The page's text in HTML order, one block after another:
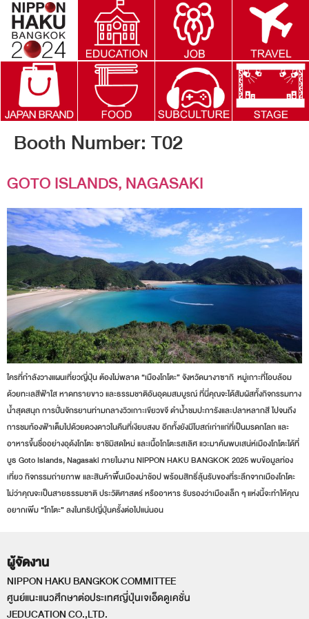
Booth Number:T02
GOTO ISLANDS, NAGASAKI
ใครที่กำลังวางแผนเที่ยวญี่ปุ่น ต้องไม่พลาด “เมืองโกโตะ” จังหวัดนางาซากิ หมู่เกาะที่โอบล้อม
ด้วยทะเลสีฟ้าใส หาดทรายขาว และธรรมชาติอันอุดมสมบูรณ์ ที่นี่คุณจะได้สัมผัสทั้งกิจกรรมทาง
น้ำสุดสนุก การปั่นจักรยานท่ามกลางวิวเกาะเขียวขจี ดำน้ำชมปะการังและปลาหลากสี ไปจนถึง
การชมท้องฟ้าเต็มไปด้วยดวงดาวในคืนที่เงียบสงบ อีกทั้งยังมีโบสถ์เก่าแก่ที่เป็นมรดกโลก และ
อาหารขึ้นชื่ออย่างอุด้งโกโตะ ซาชิมิสดใหม่ และเนื้อโกโตะรสเลิศ แวะมาค้นพบเสน่ห์เมืองโกโตะได้ที่
บูธ Goto Islands, Nagasaki ภายในงาน NIPPON HAKU BANGKOK 2025 พบข้อมูลท่อง
เที่ยว กิจกรรมถ่ายภาพ และสินค้าพื้นเมืองน่าช้อป พร้อมสิทธิ์ลุ้นรับของที่ระลึกจากเมืองโกโตะ
ไม่ว่าคุณจะเป็นสายธรรมชาติ ประวัติศาสตร์ หรืออาหาร รับรองว่าเมืองเล็ก ๆ แห่งนี้จะทำให้คุณ
อยากเพิ่ม “โกโตะ” ลงในทริปญี่ปุ่นครั้งต่อไปแน่นอน
ผู้จัดงาน
NIPPON HAKU BANGKOK COMMITTEE
ศูนย์แนะแนวศึกษาต่อประเทศญี่ปุ่นเจเอ็ดดูเคชั่น
JEDUCATION CO.,LTD.